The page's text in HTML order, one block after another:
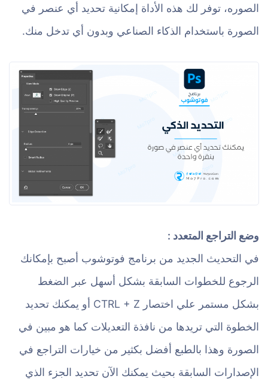
الصوره، توفر لك هذه الأداة إمكانية تحديد أي عنصر في
الصورة باستخدام الذكاء الصناعي وبدون أي تدخل منك.
وضع التراجع المتعدد :
في التحديث الجديد من برنامج فوتوشوب أصبح بإمكانك
الرجوع للخطوات السابقة بشكل أسهل عبر الضغط
بشكل مستمر علي اختصار CTRL + Z أو يمكنك تحديد
الخطوة التي تريدها من نافذة التعديلات كما هو مبين في
الصورة وهذا بالطبع أفضل بكثير من خيارات التراجع في
الإصدارات السابقة بحيث يمكنك الآن تحديد الجزء الذي